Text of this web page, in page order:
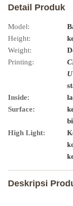
Detail Produk
Model:
Height:
Weight:
Printing:
Inside:
Surface:
High Light:
Deskripsi